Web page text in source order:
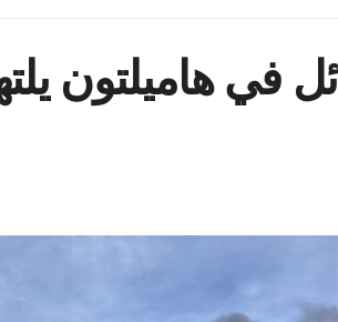
في هاميلتون